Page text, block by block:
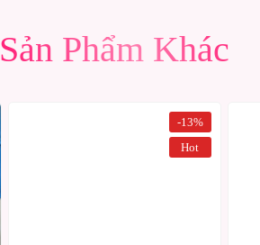
Sản Phẩm Khác
-13%
Hot